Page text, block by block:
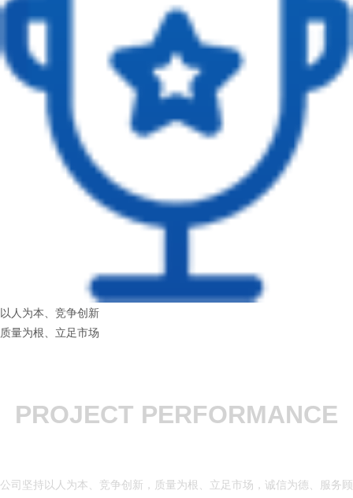
以人为本、竞争创新
质量为根、立足市场
PROJECT PERFORMANCE
公司坚持以人为本、竞争创新，质量为根、立足市场，诚信为德、服务顾